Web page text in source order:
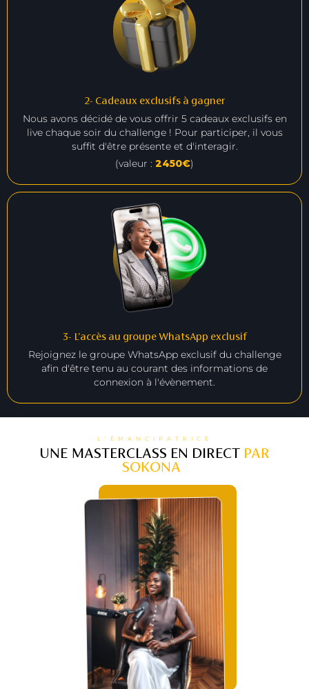
2- Cadeaux exclusifs à gagner
Nous avons décidé de vous offrir 5 cadeaux exclusifs en
live chaque soir du challenge ! Pour participer, il vous
suffit d'être présente et d'interagir.
(valeur : 2450€)
3- L'accès au groupe WhatsApp exclusif
Rejoignez le groupe WhatsApp exclusif du challenge
afin d'être tenu au courant des informations de
connexion à l'évènement.
L’ÉMANCIPATRICE
UNE MASTERCLASS EN DIRECT PAR
SOKONA